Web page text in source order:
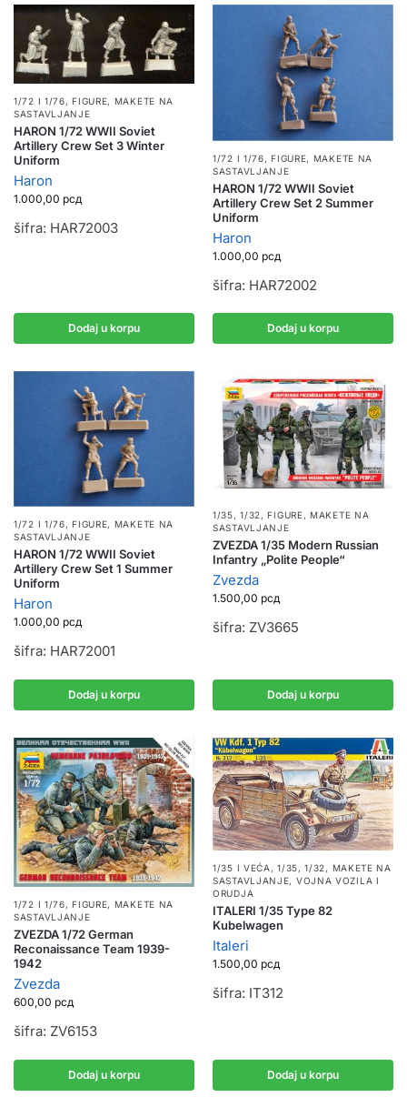
1/72 I 1/76,FIGURE, MAKETE NA
SASTAVLJANJE
HARON 1/72 WWII Soviet
Artillery Crew Set 3 Winter
Uniform
Haron
1.000,00 рсд
šifra: HAR72003
Dodaj u korpu
1/72 I 1/76,FIGURE, MAKETE NA
SASTAVLJANJE
HARON 1/72 WWII Soviet
Artillery Crew Set 2 Summer
Uniform
Haron
1.000,00 рсд
šifra: HAR72002
Dodaj u korpu
1/72 I 1/76, FIGURE, MAKETE NA
SASTAVLJANJE
HARON 1/72 WWII Soviet
Artillery Crew Set 1 Summer
Uniform
Haron
1.000,00 рсд
šifra: HAR72001
Dodaj u korpu
1/35, 1/32,FIGURE,MAKETE NA
SASTAVLJANJE
ZVEZDA 1/35 Modern Russian
Infantry „Polite People“
Zvezda
1.500,00 рсд
šifra: ZV3665
Dodaj u korpu
1/72 I 1/76,FIGURE, MAKETE NA
SASTAVLJANJE
ZVEZDA 1/72 German
Reconaissance Team 1939-
1942
Zvezda
600,00 рсд
šifra: ZV6153
Dodaj u korpu
1/35 I VEĆA ,1/35, 1/32, MAKETE NA
SASTAVLJANJE, VOJNA VOZILA I
ORUDJA
ITALERI 1/35 Type 82
Kubelwagen
Italeri
1.500,00 рсд
šifra: IT312
Dodaj u korpu